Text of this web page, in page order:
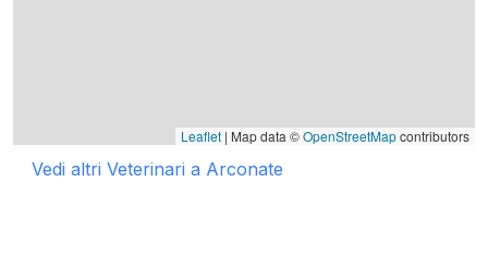
Leaflet | Map data ©OpenStreetMapcontributors
Vedi altri Veterinari a Arconate